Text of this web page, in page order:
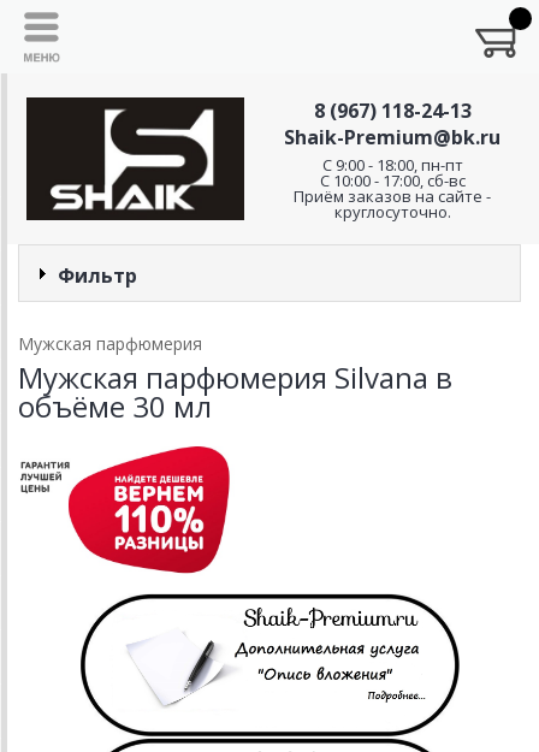
8 (967) 118-24-13
Shaik-Premium@bk.ru
C 9:00 - 18:00, пн-пт
С 10:00 - 17:00, сб-вс
Приём заказов на сайте -
круглосуточно.
Фильтр
Мужская парфюмерия
Мужская парфюмерия Silvana в
объёме 30 мл